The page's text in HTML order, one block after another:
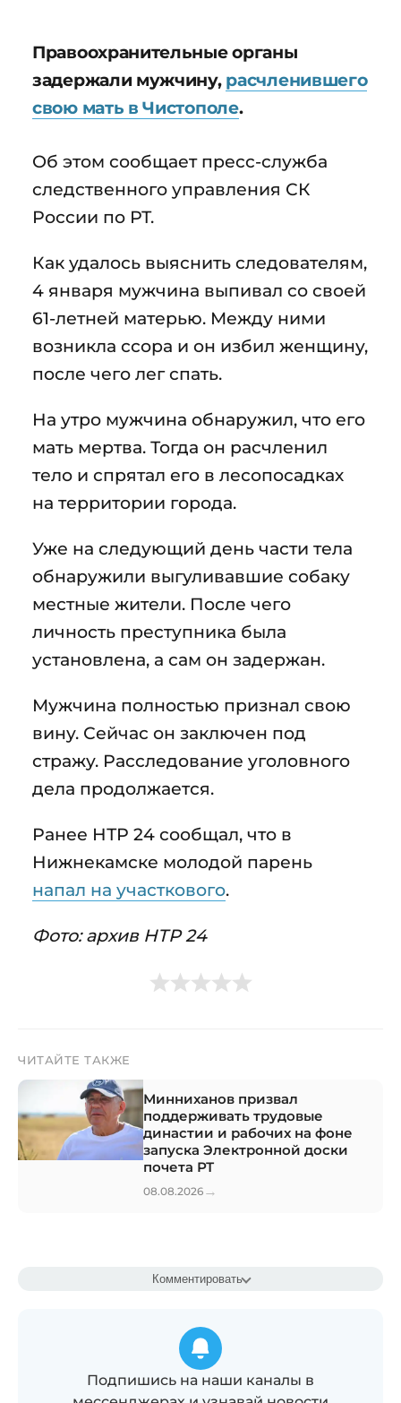
Правоохранительные органы
задержали мужчину, расчленившего
свою мать в Чистополе.
Об этом сообщает пресс-служба
следственного управления СК
России по РТ.
Как удалось выяснить следователям,
4 января мужчина выпивал со своей
61-летней матерью. Между ними
возникла ссора и он избил женщину,
после чего лег спать.
На утро мужчина обнаружил, что его
мать мертва. Тогда он расчленил
тело и спрятал его в лесопосадках
на территории города.
Уже на следующий день части тела
обнаружили выгуливавшие собаку
местные жители. После чего
личность преступника была
установлена, а сам он задержан.
Мужчина полностью признал свою
вину. Сейчас он заключен под
стражу. Расследование уголовного
дела продолжается.
Ранее НТР 24 сообщал, что в
Нижнекамске молодой парень
напал на участкового.
Фото: архив НТР 24
ЧИТАЙТЕ ТАКЖЕ
Минниханов призвал
поддерживать трудовые
династии и рабочих на фоне
запуска Электронной доски
почета РТ
08.08.2026 →
Комментировать
Подпишись на наши каналы в